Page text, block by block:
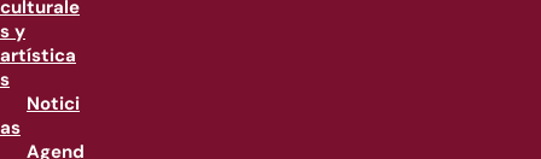
culturale
s y
artística
s
Notici
as
Agend